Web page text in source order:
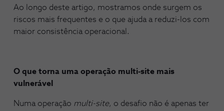
Ao longo deste artigo, mostramos onde surgem os
riscos mais frequentes e o que ajuda a reduzi-los com
maior consistência operacional.
O que torna uma operação multi-site mais
vulnerável
Numa operação multi-site, o desafio não é apenas ter